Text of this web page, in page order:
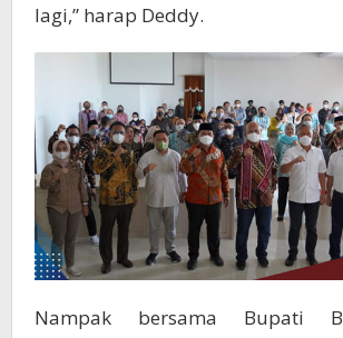
lagi,” harap Deddy.
Nampak bersama Bupati